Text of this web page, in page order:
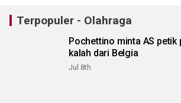
Terpopuler - Olahraga
Pochettino minta AS petik
kalah dari Belgia
Jul 8th